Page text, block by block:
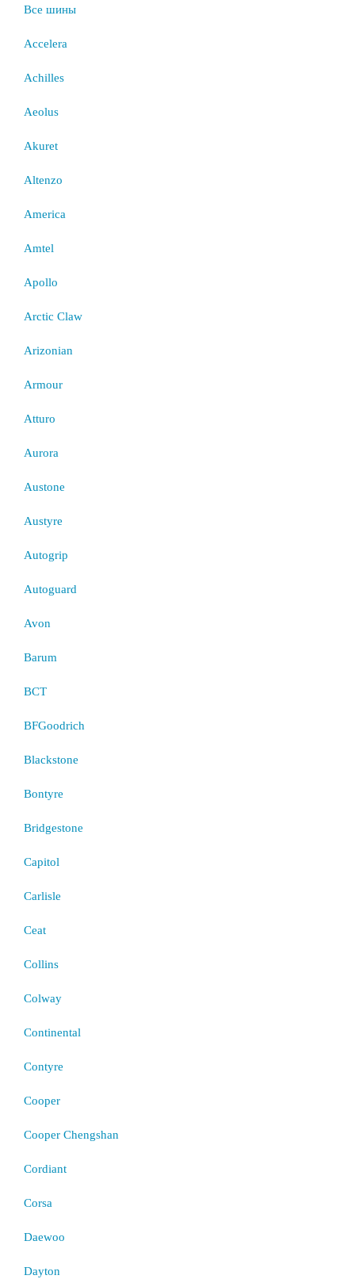
Все шины
Accelera
Achilles
Aeolus
Akuret
Altenzo
America
Amtel
Apollo
Arctic Claw
Arizonian
Armour
Atturo
Aurora
Austone
Austyre
Autogrip
Autoguard
Avon
Barum
BCT
BFGoodrich
Blackstone
Bontyre
Bridgestone
Capitol
Carlisle
Ceat
Collins
Colway
Continental
Contyre
Cooper
Cooper Chengshan
Cordiant
Corsa
Daewoo
Dayton